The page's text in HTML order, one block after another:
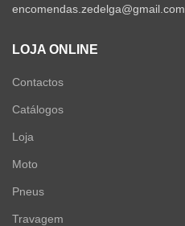
encomendas.zedelga@gmail.com
LOJA ONLINE
Contactos
Catálogos
Loja
Moto
Pneus
Travagem